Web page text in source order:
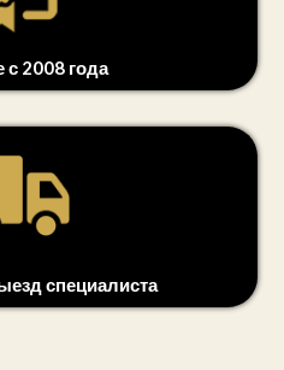
2008 года
специалиста